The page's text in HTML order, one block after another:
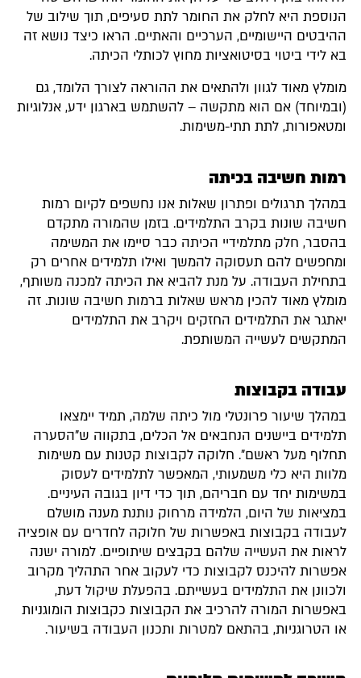
הנוספת היא לחלק את החומר לתת סעיפים, תוך שילוב של
ההיבטים היישומיים, הערכיים והאתיים. הראו כיצד נושא זה
בא לידי ביטוי בסיטואציות מחוץ לכותלי הכיתה.
מומלץ מאוד לגוון ולהתאים את ההוראה לצורך הלומד, גם
(ובמיוחד) אם הוא מתקשה – להשתמש בארגון ידע, אנלוגיות
ומטאפורות, לתת תתי-משימות.
רמות חשיבה בכיתה
במהלך תרגולים ופתרון שאלות אנו נחשפים לקיום רמות
חשיבה שונות בקרב התלמידים. בזמן שהמורה מתקדם
בהסבר, חלק מתלמידיי הכיתה כבר סיימו את המשימה
ומחפשים להם תעסוקה להמשך ואילו תלמידים אחרים רק
בתחילת העבודה. על מנת להביא את הכיתה למכנה משותף,
מומלץ מאוד להכין מראש שאלות ברמות חשיבה שונות. זה
יאתגר את התלמידים החזקים ויקרב את התלמידים
המתקשים לעשייה המשותפת.
עבודה בקבוצות
במהלך שיעור פרונטלי מול כיתה שלמה, תמיד יימצאו
תלמידים ביישנים הנחבאים אל הכלים, בתקווה ש"הסערה
תחלוף מעל ראשם". חלוקה לקבוצות קטנות עם משימות
מלוות היא כלי משמעותי, המאפשר לתלמידים לעסוק
במשימות יחד עם חבריהם, תוך כדי דיון בגובה העיניים.
במציאות של היום, הלמידה מרחוק נותנת מענה מושלם
לעבודה בקבוצות באפשרות של חלוקה לחדרים עם אופציה
לראות את העשייה שלהם בקבצים שיתופיים. למורה ישנה
אפשרות להיכנס לקבוצות כדי לעקוב אחר התהליך מקרוב
ולכוונן את התלמידים בעשייתם. בהפעלת שיקול דעת,
באפשרות המורה להרכיב את הקבוצות כקבוצות הומוגניות
או הטרוגניות, בהתאם למטרות ותכנון העבודה בשיעור.